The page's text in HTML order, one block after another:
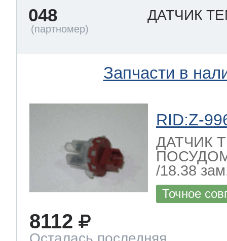
048 ДАТЧИК
Запчасти в
RID:Z-
ДАТЧИК
/18.38
Точное
8112